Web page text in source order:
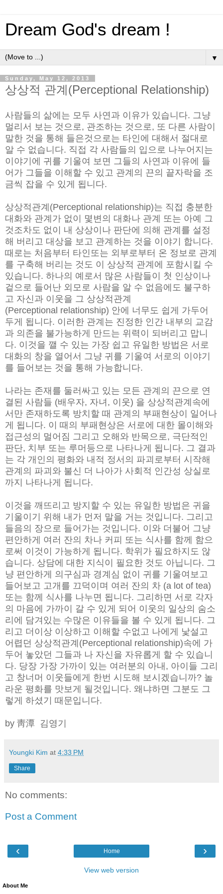
Dream God's dream !
▼
Sunday, May 12, 2013
상상적 관계(Perceptional Relationship)
사람들의 삶에는 모두 사연과 이유가 있습니다. 그냥
멀리서 보는 것으로, 관조하는 것으로, 또 다른 사람이
말한 것을 통해 들은것으로는 타인에 대해서 절대로
알 수 없습니다. 직접 각 사람들의 입으로 나누어지는
이야기에 귀를 기울여 보면 그들의 사연과 이유에 들
어가 그들을 이해할 수 있고 관계의 끈의 끝자락을 조
금씩 잡을 수 있게 됩니다.
상상적관계(Perceptional relationship)는 직접 충분한
대화와 관계가 없이 몇변의 대화나 관계 또는 아예 그
것조차도 없이 내 상상이나 판단에 의해 관계를 설정
해 버리고 대상을 보고 관계하는 것을 이야기 합니다.
때로는 처음부터 타인또는 외부로부터 온 정보로 관계
를 구축해 버리는 것도 이 상상적 관계에 포함시킬 수
있습니다. 하나의 예로서 많은 사람들이 첫 인상이나
겉으로 들어난 외모로 사람을 알 수 없음에도 불구하
고 자신과 이웃을 그 상상적관계
(Perceptional relationship) 안에 너무도 쉽게 가두어
두게 됩니다. 이러한 관계는 진정한 인간 내부의 교감
과 의존을 불가능하게 만드는 위력이 되버리고 맙니
다. 이것을 깰 수 있는 가장 쉽고 유일한 방법은 서로
대화의 창을 열어서 그냥 귀를 기울여 서로의 이야기
를 들어보는 것을 통해 가능합니다.
나라는 존재를 둘러싸고 있는 모든 관계의 끈으로 연
결된 사람들 (배우자, 자녀, 이웃) 을 상상적관계속에
서만 존재하도록 방치할 때 관계의 부패현상이 일어나
게 됩니다. 이 때의 부패현상은 서로에 대한 몰이해와
접근성의 멀어짐 그리고 오해와 반목으로, 극단적인
판단, 치부 또는 루머등으로 나타나게 됩니다. 그 결과
는 각 개인의 평화와 내적 정서의 파괴로부터 시작해
관계의 파괴와 불신 더 나아가 사회적 인간성 상실로
까지 나타나게 됩니다.
이것을 깨뜨리고 방지할 수 있는 유일한 방법은 귀을
기울이기 위해 내가 먼저 말을 거는 것입니다. 그리고
들음의 장으로 들어가는 것입니다. 이와 더불어 그냥
편안하게 여러 잔의 차나 커피 또는 식사를 함께 함으
로써 이것이 가능하게 됩니다. 학위가 필요하지도 않
습니다. 상담에 대한 지식이 필요한 것도 아닙니다. 그
냥 편안하게 의구심과 경계심 없이 귀를 기울여보고
들어보고 고개를 끄덕이며 여러 잔의 차 (a lot of tea)
또는 함께 식사를 나누면 됩니다. 그리하면 서로 각자
의 마음에 가까이 갈 수 있게 되어 이웃의 일상의 숨소
리에 담겨있는 수많은 이유들을 볼 수 있게 됩니다. 그
리고 더이상 이상하고 이해할 수없고 나에게 낯설고
어렵던 상상적관계(Perceptional relationship)속에 가
두어 놓았던 그들과 나 자신을 자유롭게 할 수 있습니
다. 당장 가장 가까이 있는 여러분의 아내, 아이들 그리
고 창너머 이웃들에게 한번 시도해 보시겠습니까? 놀
라운 평화를 맛보게 될것입니다. 왜냐하면 그분도 그
렇게 하셨기 때문입니다.
by 靑潭 김영기
Youngki Kim at 4:33 PM
Share
No comments:
Post a Comment
‹ ›
Home
View web version
About Me